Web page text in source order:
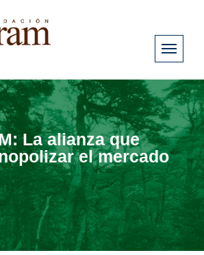
La alianza que
el mercado